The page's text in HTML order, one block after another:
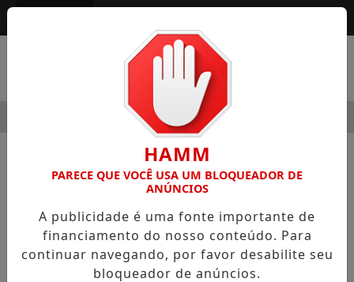
HOSPITAL SAMARITANO HIGIENÓPOLIS CONSOLIDA
SEGURANÇA PÚBLICA
Polícia Militar tem novo projeto de
Vizinhança Solidária
A adesão agora é entre os condomínios
residenciais
HAMM
PARECE QUE VOCÊ USA UM BLOQUEADOR DE
ANÚNCIOS
A publicidade é uma fonte importante de
financiamento do nosso conteúdo. Para
continuar navegando, por favor desabilite seu
bloqueador de anúncios.